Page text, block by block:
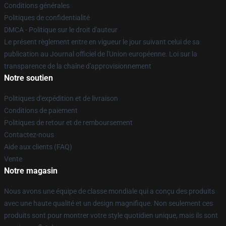
Conditions générales
Politiques de confidentialité
DMCA - Politique sur le droit d'auteur
Le présent règlement entre en vigueur le jour suivant celui de sa
publication au Journal officiel de l'Union européenne. Loi sur la
transparence de la chaîne d'approvisionnement
Notre soutien
Politiques d'expédition et de livraison
Conditions de paiement
Politiques de retour et de remboursement
Contactez-nous
Aide aux clients (FAQ)
Vente
Notre magasin
Nous avons une équipe de classe mondiale qui a conçu des produits
avec une haute qualité et un design magnifique. Non seulement ces
produits sont pour montrer votre style quotidien unique, mais ils sont